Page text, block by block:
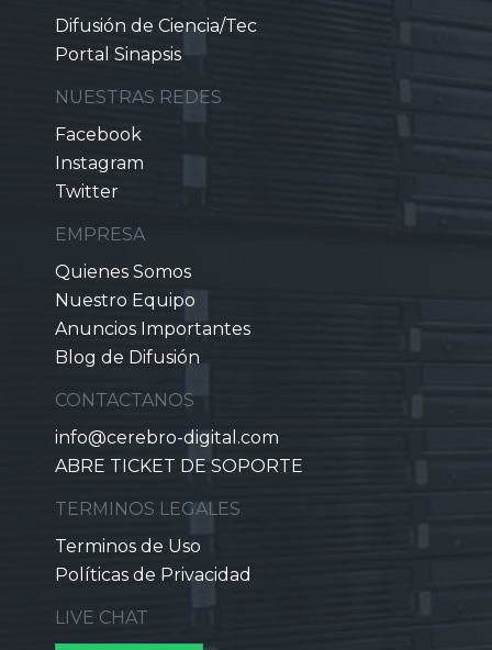
Difusión de Ciencia/Tec
Portal Sinapsis
NUESTRAS REDES
Facebook
Instagram
Twitter
EMPRESA
Quienes Somos
Nuestro Equipo
Anuncios Importantes
Blog de Difusión
CONTACTANOS
info@cerebro-digital.com
ABRE TICKET DE SOPORTE
TERMINOS LEGALES
Terminos de Uso
Políticas de Privacidad
LIVE CHAT